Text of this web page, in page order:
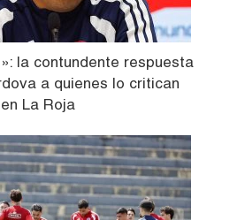
la contundente respuesta
a quienes lo critican
La Roja